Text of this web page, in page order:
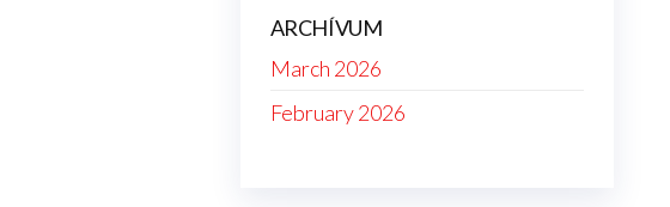
ARCHÍVUM
March 2026
February 2026